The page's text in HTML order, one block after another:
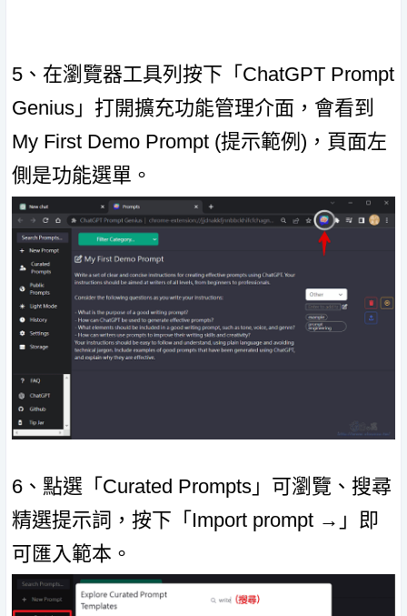
5、在瀏覽器工具列按下「ChatGPT Prompt
Genius」打開擴充功能管理介面，會看到
My First Demo Prompt (提示範例)，頁面左
側是功能選單。
6、點選「Curated Prompts」可瀏覽、搜尋
精選提示詞，按下「Import prompt →」即
可匯入範本。